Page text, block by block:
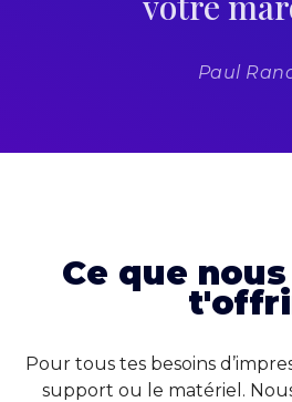
Paul
Ce que
Pour tous tes besoins
support ou le matériel.